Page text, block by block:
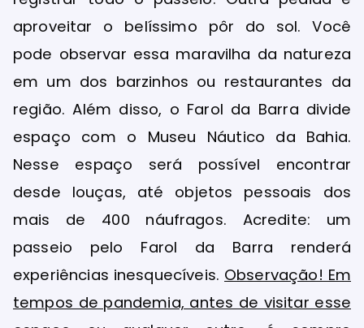
aproveitar o belíssimo pôr do sol. Você
pode observar essa maravilha da natureza
em um dos barzinhos ou restaurantes da
região. Além disso, o Farol da Barra divide
espaço com o Museu Náutico da Bahia.
Nesse espaço será possível encontrar
desde louças, até objetos pessoais dos
mais de 400 náufragos. Acredite: um
passeio pelo Farol da Barra renderá
experiências inesquecíveis. Observação! Em
tempos de pandemia, antes de visitar esse